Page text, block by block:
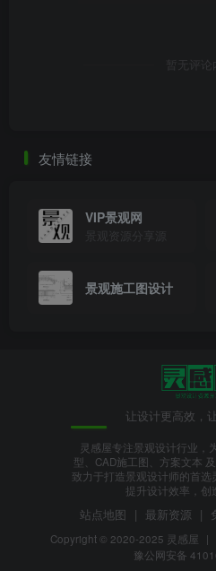
暂无评论
友情链接
VIP景观网
景观资源分享源
景观施工图设计
让设计更高效，
灵感屋专注景观设计行业，
型、CAD施工图、方案文本
致力于打造景观设计师的首
提升设计效率，创
站点地图 | 最新资源 |
Copyright © 2020-2025 灵感屋 |
豫公网安备